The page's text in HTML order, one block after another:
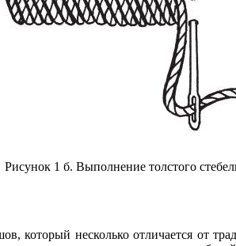
Рисунок 1 б. Выполнение толстого
который несколько отличается от